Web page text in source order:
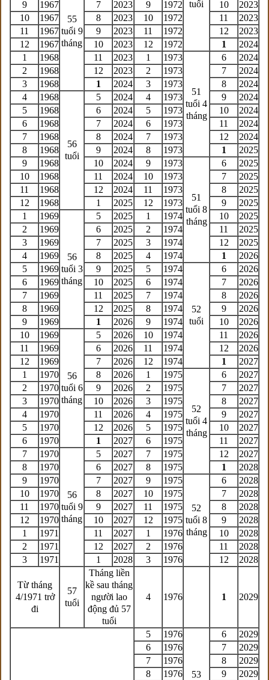
tuổi
55
tuổi 9
tháng
9 1967 7 2023 9 1972 10
2023
10
1967 8 2023 10 1972 11
2023
11
1967 9 2023 11 1972 12
2023
12
1967 10 2023 12 1972 1
2024
1
1968 11 2023 1 1973
51
tuổi 4
tháng
6
2024
2
1968 12 2023 2 1973 7
2024
3
1968 1 2024 3 1973 8
2024
4
1968
56
tuổi
5 2024 4 1973 9
2024
5
1968 6 2024 5 1973 10
2024
6
1968 7 2024 6 1973 11
2024
7
1968 8 2024 7 1973 12
2024
8
1968 9 2024 8 1973 1
2025
9
1968 10 2024 9 1973
51
tuổi 8
tháng
6
2025
10
1968 11 2024 10 1973 7
2025
11
1968 12 2024 11 1973 8
2025
12
1968 1 2025 12 1973 9
2025
1
1969
56
tuổi 3
tháng
5 2025 1 1974 10
2025
2
1969 6 2025 2 1974 11
2025
3
1969 7 2025 3 1974 12
2025
4
1969 8 2025 4 1974 1
2026
5
1969 9 2025 5 1974
52
tuổi
6
2026
6
1969 10 2025 6 1974 7
2026
7
1969 11 2025 7 1974 8
2026
8
1969 12 2025 8 1974 9
2026
9
1969 1 2026 9 1974 10
2026
10
1969
56
tuổi 6
tháng
5 2026 10 1974 11
2026
11
1969 6 2026 11 1974 12
2026
12
1969 7 2026 12 1974 1
2027
1
1970 8 2026 1 1975
52
tuổi 4
tháng
6
2027
2
1970 9 2026 2 1975 7
2027
3
1970 10 2026 3 1975 8
2027
4
1970 11 2026 4 1975 9
2027
5
1970 12 2026 5 1975 10
2027
6
1970 1 2027 6 1975 11
2027
7
1970
56
tuổi 9
tháng
5 2027 7 1975 12
2027
8
1970 6 2027 8 1975 1
2028
9
1970 7 2027 9 1975
52
tuổi 8
tháng
6
2028
10
1970 8 2027 10 1975 7
2028
11
1970 9 2027 11 1975 8
2028
12
1970 10 2027 12 1975 9
2028
1
1971 11 2027 1 1976 10
2028
2
1971 12 2027 2 1976 11
2028
3
1971 1 2028 3 1976 12 2028
Từ tháng
4/1971 trở
đi
57
tuổi
Tháng liền
kề sau tháng
người lao
động đủ 57
tuổi
4 1976 1 2029
5 1976
53
6
2029
6
1976 7
2029
7
1976 8
2029
8
1976 9
2029